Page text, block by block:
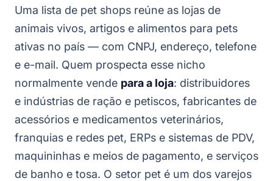
Uma lista de pet shops reúne as lojas de
animais vivos, artigos e alimentos para pets
ativas no país — com CNPJ, endereço, telefone
e e-mail. Quem prospecta esse nicho
normalmente vende para a loja: distribuidores
e indústrias de ração e petiscos, fabricantes de
acessórios e medicamentos veterinários,
franquias e redes pet, ERPs e sistemas de PDV,
maquininhas e meios de pagamento, e serviços
de banho e tosa. O setor pet é um dos varejos